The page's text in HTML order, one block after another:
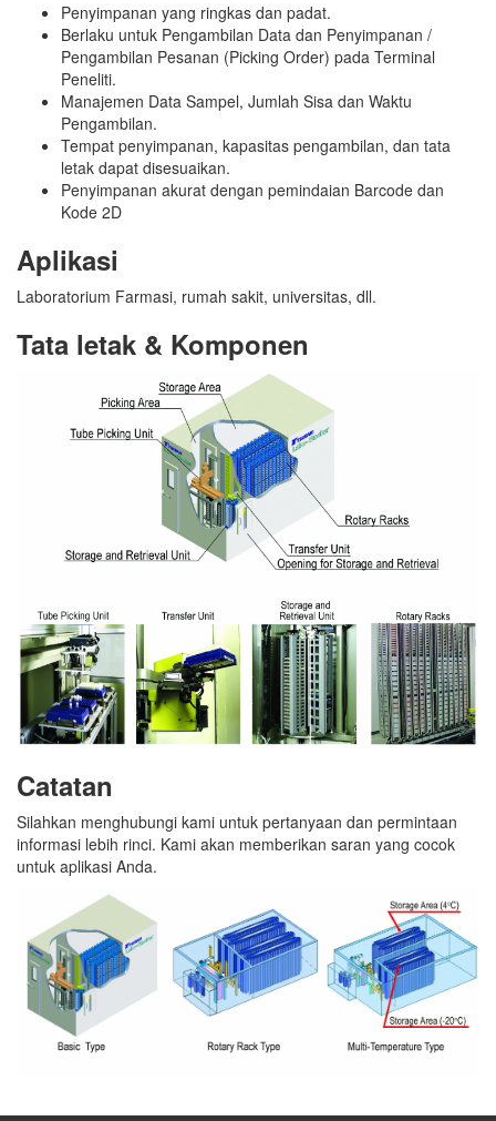
Penyimpanan yang ringkas dan padat.
Berlaku untuk Pengambilan Data dan Penyimpanan /
Pengambilan Pesanan (Picking Order) pada Terminal
Peneliti.
Manajemen Data Sampel, Jumlah Sisa dan Waktu
Pengambilan.
Tempat penyimpanan, kapasitas pengambilan, dan tata
letak dapat disesuaikan.
Penyimpanan akurat dengan pemindaian Barcode dan
Kode 2D
Aplikasi
Laboratorium Farmasi, rumah sakit, universitas, dll.
Tata letak & Komponen
Catatan
Silahkan menghubungi kami untuk pertanyaan dan permintaan
informasi lebih rinci. Kami akan memberikan saran yang cocok
untuk aplikasi Anda.